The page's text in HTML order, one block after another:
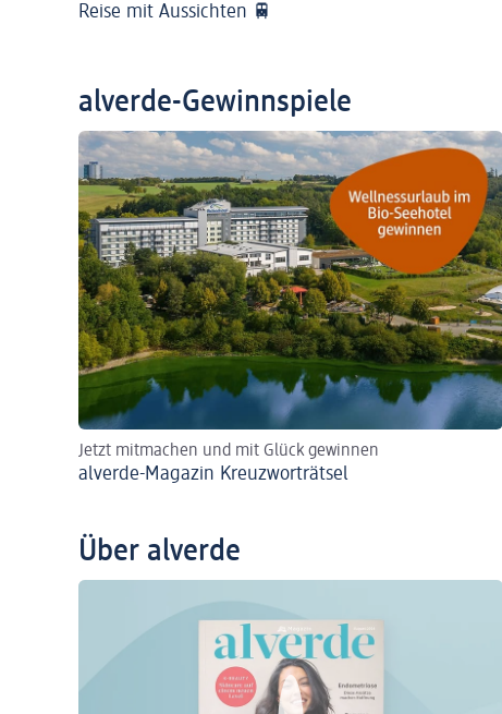
Reise mit Aussichten 🚆
alverde-Gewinnspiele
Jetzt mitmachen und mit Glück gewinnen
alverde-Magazin Kreuzworträtsel
Über alverde